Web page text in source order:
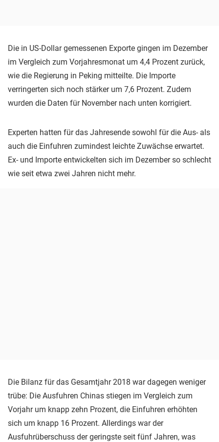
Die in US-Dollar gemessenen Exporte gingen im Dezember
im Vergleich zum Vorjahresmonat um 4,4 Prozent zurück,
wie die Regierung in Peking mitteilte. Die Importe
verringerten sich noch stärker um 7,6 Prozent. Zudem
wurden die Daten für November nach unten korrigiert.
Experten hatten für das Jahresende sowohl für die Aus- als
auch die Einfuhren zumindest leichte Zuwächse erwartet.
Ex- und Importe entwickelten sich im Dezember so schlecht
wie seit etwa zwei Jahren nicht mehr.
Die Bilanz für das Gesamtjahr 2018 war dagegen weniger
trübe: Die Ausfuhren Chinas stiegen im Vergleich zum
Vorjahr um knapp zehn Prozent, die Einfuhren erhöhten
sich um knapp 16 Prozent. Allerdings war der
Ausfuhrüberschuss der geringste seit fünf Jahren, was